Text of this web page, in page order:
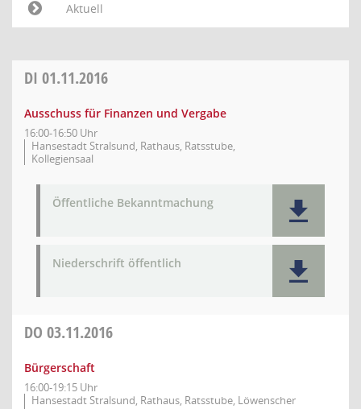
Aktuell
DI 01.11.2016
Ausschuss für Finanzen und Vergabe
16:00-16:50 Uhr
Hansestadt Stralsund, Rathaus, Ratsstube,
Kollegiensaal
Öffentliche Bekanntmachung
Niederschrift öffentlich
DO 03.11.2016
Bürgerschaft
16:00-19:15 Uhr
Hansestadt Stralsund, Rathaus, Ratsstube, Löwenscher